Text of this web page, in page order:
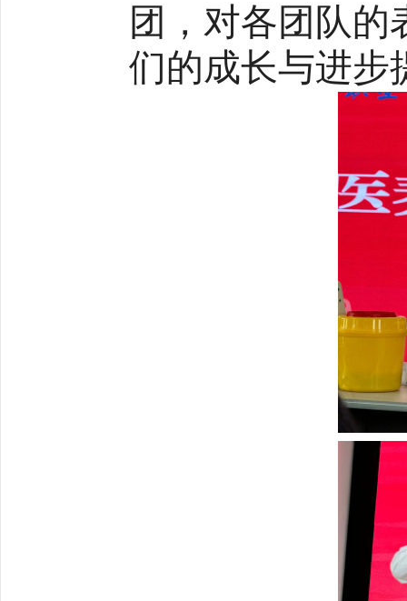
团，对各团队
们的成长与进步